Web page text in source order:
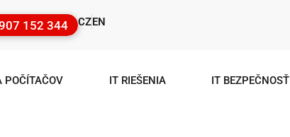
152 344 CZEN
POČÍTAČOV IT RIEŠENIA IT BEZPEČNOSŤ